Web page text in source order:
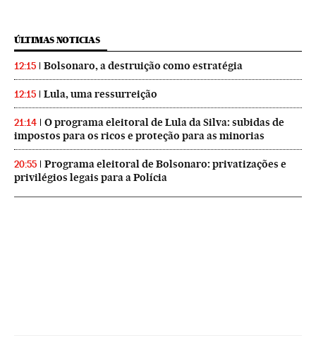
ÚLTIMAS NOTICIAS
12:15 Bolsonaro, a destruição como estratégia
12:15 Lula, uma ressurreição
21:14
O programa eleitoral de Lula da Silva: subidas de
impostos para os ricos e proteção para as minorias
20:55
Programa eleitoral de Bolsonaro: privatizações e
privilégios legais para a Polícia